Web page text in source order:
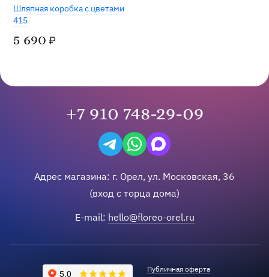
Шляпная коробка с цветами
415
5 690 ₽
+7 910 748-29-09
Написать в Telegram
Написать на WhatsApp
Написать в Max
Адрес магазина: г. Орел, ул. Московская, 36
(вход с торца дома)
E-mail: hello@floreo-orel.ru
Публичная оферта